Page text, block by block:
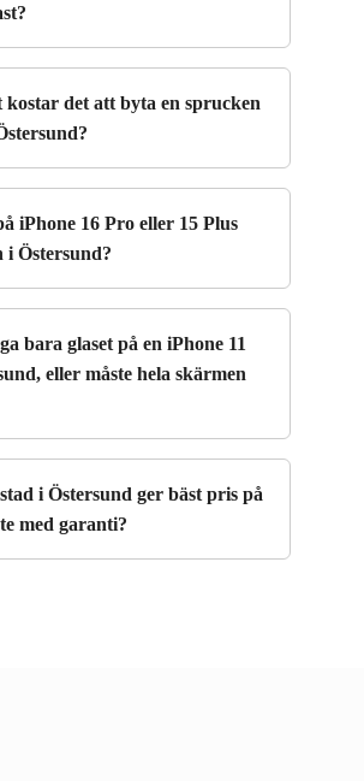
det att byta en sprucken
iPhone 16 Pro eller 15 Plus
Östersund?
bara glaset på en iPhone 11
eller måste hela skärmen
i Östersund ger bäst pris på
med garanti?